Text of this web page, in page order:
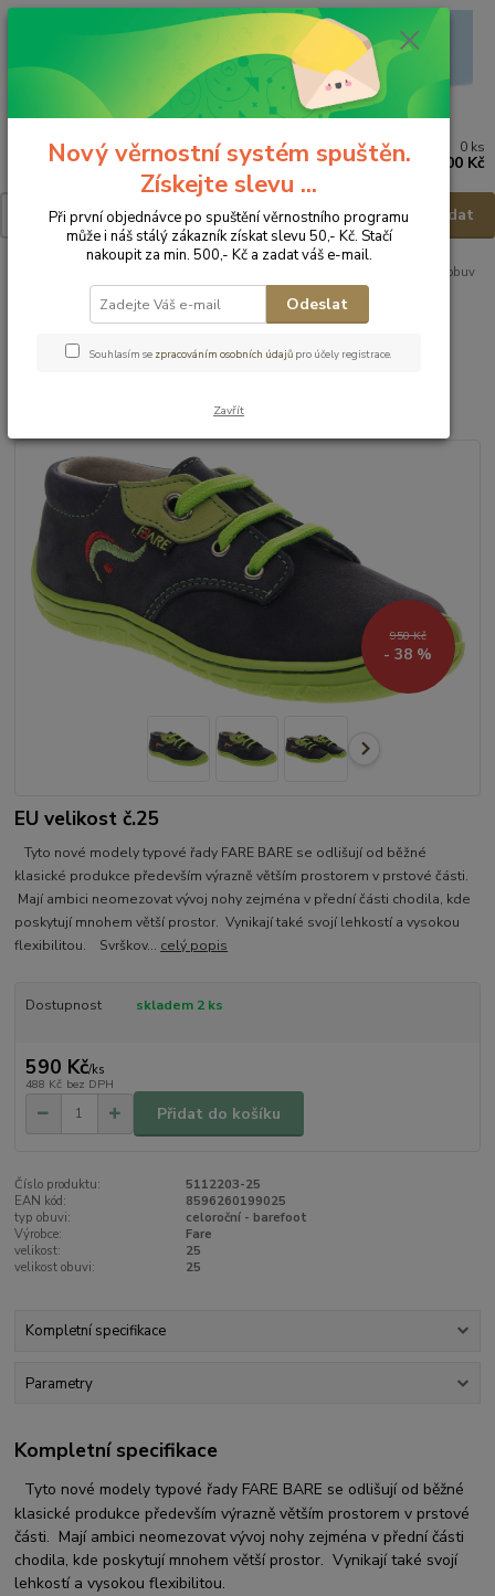
Menu
Hledat
0 ks
0,00 Kč
FARE BARE Dětská obuv
5112203 - vel.25
FARE BARE Dětská obuv
5112203 - vel.25
950 Kč
- 38 %
EU velikost č.25
Tyto nové modely typové řady FARE BARE se odlišují od běžné
klasické produkce především výrazně větším prostorem v prstové části.
Mají ambici neomezovat vývoj nohy zejména v přední části chodila, kde
poskytují mnohem větší prostor. Vynikají také svojí lehkostí a vysokou
flexibilitou. Svrškov... celý popis
Dostupnost skladem 2 ks
590 Kč/ks
488 Kč bez DPH
Přidat do košíku
Číslo produktu:
5112203-25
EAN kód:
8596260199025
typ obuvi:
celoroční - barefoot
Výrobce:
Fare
velikost:
25
velikost obuvi:
25
Kompletní specifikace
Parametry
Kompletní specifikace
Tyto nové modely typové řady FARE BARE se odlišují od běžné
klasické produkce především výrazně větším prostorem v prstové
části. Mají ambici neomezovat vývoj nohy zejména v přední části
chodila, kde poskytují mnohem větší prostor. Vynikají také svojí
lehkostí a vysokou flexibilitou.
Nový věrnostní systém spuštěn.
Získejte slevu ...
Při první objednávce po spuštění věrnostního programu
může i náš stálý zákazník získat slevu 50,- Kč. Stačí
nakoupit za min. 500,- Kč a zadat váš e-mail.
Odeslat
Souhlasím se zpracováním osobních údajů pro účely registrace.
Zavřít